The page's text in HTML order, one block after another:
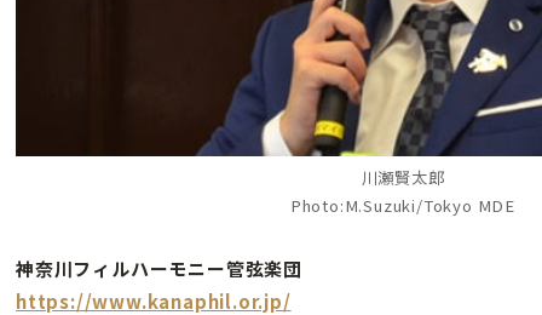
川瀬賢太郎
Photo:M.Suzuki/Tokyo MDE
神奈川フィルハーモニー管弦楽団
https://www.kanaphil.or.jp/